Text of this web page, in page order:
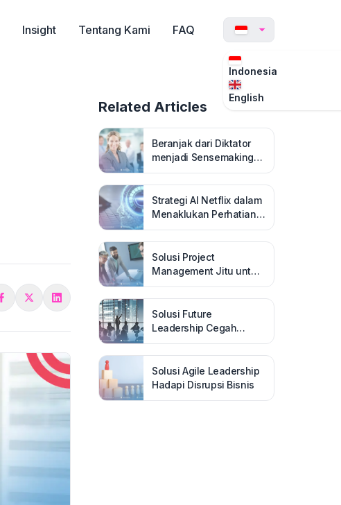
Insight Tentang Kami FAQ
Indonesia
English
Related Articles
Beranjak dari Diktator
menjadi Sensemaking
Leader yang
Menginspirasi di Era AI
Strategi AI Netflix dalam
Menaklukan Perhatian
Penonton
Solusi Project
Management Jitu untuk
Bisnis
Solusi Future
Leadership Cegah
Bisnis Bangkrut
Solusi Agile Leadership
Hadapi Disrupsi Bisnis